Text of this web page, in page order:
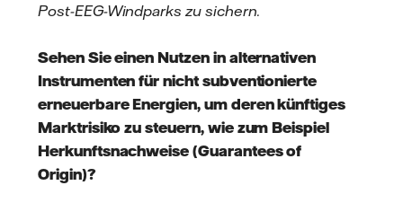
Post-EEG-Windparks zu sichern.
Sehen Sie einen Nutzen in alternativen
Instrumenten für nicht subventionierte
erneuerbare Energien, um deren künftiges
Marktrisiko zu steuern, wie zum Beispiel
Herkunftsnachweise (Guarantees of
Origin)?